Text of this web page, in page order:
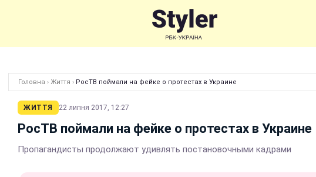
Головна › Життя › РосТВ поймали на фейке о протестах в Украине
ЖИТТЯ 22 липня 2017, 12:27
РосТВ поймали на фейке о протестах в Украине
Пропагандисты продолжают удивлять постановочными кадрами